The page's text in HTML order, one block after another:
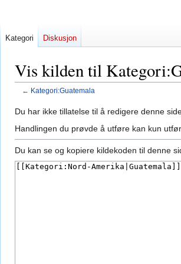
Vis kilden til
← Kategori:Guatemala
Hopp
til
Hopp
til
Du har ikke tillatelse til å redigere denne
Handlingen du prøvde å utføre kan kun
Du kan se og kopiere kildekoden til denne
Kategori Diskusjon